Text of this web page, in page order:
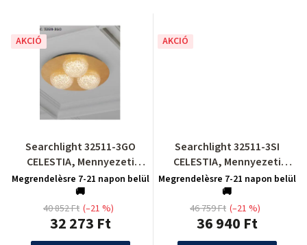
AKCIÓ
Searchlight 32511-3GO
CELESTIA, Mennyezeti
lámpa
Megrendelèsre 7-21 napon belül
🚚
32 273 Ft
40 852 Ft (–21 %)
AKCIÓ
Searchlight 32511-3SI
CELESTIA, Mennyezeti
lámpa
Megrendelèsre 7-21 napon belül
🚚
36 940 Ft
46 759 Ft (–21 %)